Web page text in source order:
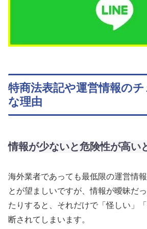
特商法表記や運営情報の
な理由
情報が少ないと危険性が高い
海外業者であっても最低限の運営情
とが望ましいですが、情報が曖昧だ
たりすると、それだけで「怪しい」
断されてしまいます。